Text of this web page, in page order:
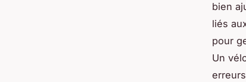
bien
liés
pour
Un